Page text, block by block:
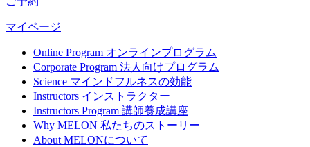
マイページ
Online Program オンラインプログラム
Corporate Program 法人向けプログラム
Science マインドフルネスの効能
Instructors インストラクター
Instructors Program 講師養成講座
Why MELON 私たちのストーリー
About MELONについて